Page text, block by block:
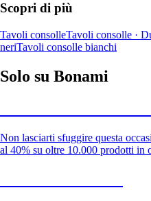
Scopri di più
Tavoli consolleTavoli consolle ·
neriTavoli consolle bianchi
Solo su Bonami
Non lasciarti sfuggire questa
al 40% su oltre 10.000 prodotti in